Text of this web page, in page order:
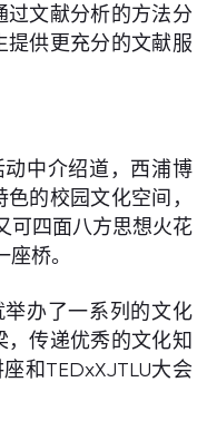
过文献分析的方法分
提供更充分的文献服
中介绍道，西浦博
的校园文化空间，
可四面八方思想火花
桥。
办了一系列的文化
，传递优秀的文化知
和TEDxXJTLU大会